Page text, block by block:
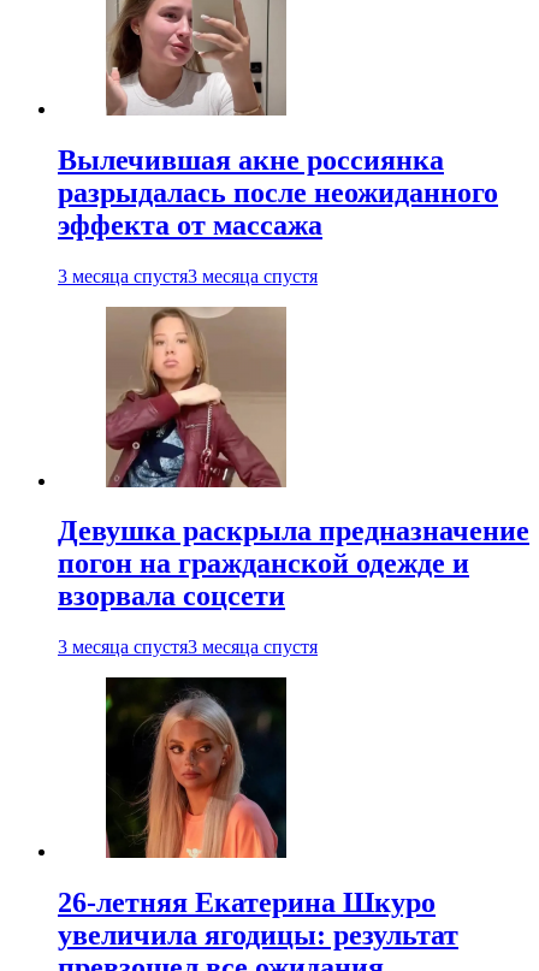
Вылечившая акне россиянка
разрыдалась после неожиданного
эффекта от массажа
3 месяца спустя3 месяца спустя
Девушка раскрыла предназначение
погон на гражданской одежде и
взорвала соцсети
3 месяца спустя3 месяца спустя
26-летняя Екатерина Шкуро
увеличила ягодицы: результат